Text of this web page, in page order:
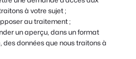
à votre sujet ;
au traitement ;
un aperçu, dans un format
données que nous traitons à